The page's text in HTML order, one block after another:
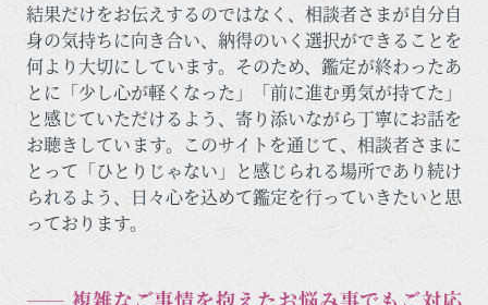
結果だけをお伝えするのではなく、相談者さまが自分自
身の気持ちに向き合い、納得のいく選択ができることを
何より大切にしています。そのため、鑑定が終わったあ
とに「少し心が軽くなった」「前に進む勇気が持てた」
と感じていただけるよう、寄り添いながら丁寧にお話を
お聴きしています。このサイトを通じて、相談者さまに
とって「ひとりじゃない」と感じられる場所であり続け
られるよう、日々心を込めて鑑定を行っていきたいと思
っております。